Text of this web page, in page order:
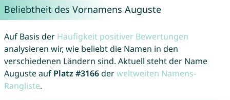
Beliebtheit des Vornamens Auguste
Auf Basis der Häufigkeit positiver Bewertungen
analysieren wir, wie beliebt die Namen in den
verschiedenen Ländern sind. Aktuell steht der Name
Auguste auf Platz #3166derweltweiten Namens-
Rangliste.